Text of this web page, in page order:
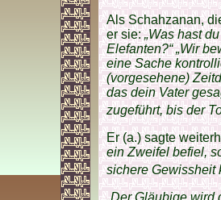
Als Schahzanan,
er sie:„Was hast
Elefanten?“ „Wir
eine Sache
(vorgesehene)
das dein Vater
zugeführt, bis der
Er (a.) sagte
ein Zweifel befiel,
sichere Gewissheit